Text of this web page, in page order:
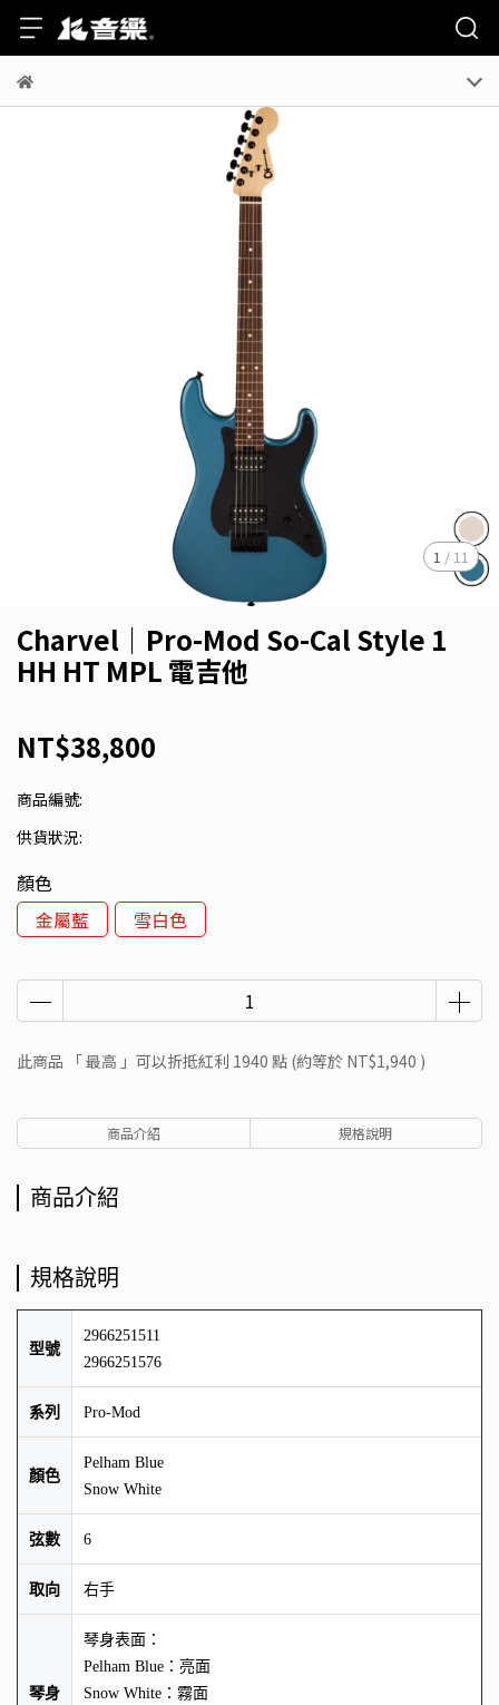
1 / 11
Charvel｜Pro-Mod So-Cal Style 1
HH HT MPL 電吉他
NT$38,800
商品編號:
供貨狀況:
顏色
金屬藍
雪白色
此商品 「 最高 」可以折抵紅利 1940 點 (約等於 NT$1,940 )
商品介紹 規格說明
商品介紹
規格說明
型號
2966251511
2966251576
系列 Pro-Mod
顏色
Pelham Blue
Snow White
弦數 6
取向 右手
琴身
琴身表面：
Pelham Blue：亮面
Snow White：霧面